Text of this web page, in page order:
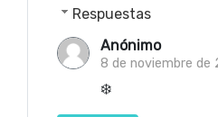
Respuestas
Anónimo
8 de noviembre de
❄️